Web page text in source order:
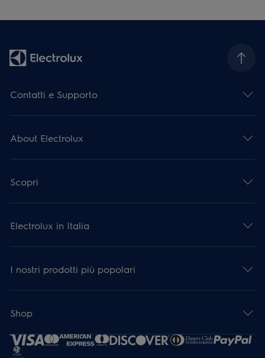
Contatti e Supporto
About Electrolux
Scopri
Electrolux in Italia
I nostri prodotti più popolari
Shop